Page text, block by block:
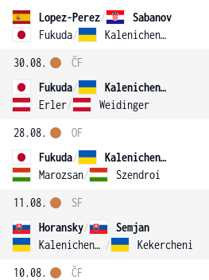
Lopez-Perez/
Sabanov
Fukuda/ Kalenichenko
30.08.
Fukuda/
Kalenichenko
Erler/ Weidinger
ČF
28.08.
Fukuda/
Kalenichenko
Marozsan/ Szendroi
OF
11.08.
Horansky/
Semjan
Kalenichenko / Kekercheni
SF
10.08.
ČF